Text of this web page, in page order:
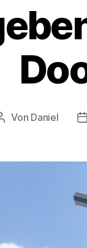
Beitragsautor
Von Daniel